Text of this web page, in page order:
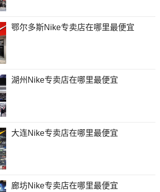
鄂尔多斯Nike专卖店在哪里最便宜
湖州Nike专卖店在哪里最便宜
大连Nike专卖店在哪里最便宜
廊坊Nike专卖店在哪里最便宜